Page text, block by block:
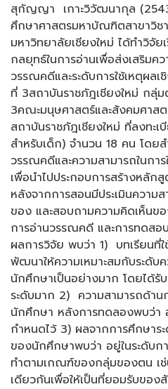
สุกัญญา เกาะวิวัฒนากุล
ศึกษาศาสตรมหาบัณฑิตสาขาวิช
มหาวิทยาลัยเชียงใหม่ ได้ทำวิจั
กลยุทธ์ในการอ่านเพื่อส่งเสริมค
วรรณคดีและระดับการใช้เหตุผล
ที่ 3สถาบันราชภัฎเชียงใหม่ กลุ่
3คณะมนุษศาสตร์และสังคมศาส
สถาบันราชภัฎเชียงใหม่ ที่ลงทะ
สำหรับเด็ก) จำนวน 18 คน โดยส
วรรณคดีและความสามารถในก
เพื่อนำไปประกอบการสร้างหลัก
หลังจากการสอนมีประเมินควา
ของ และสอบถามความคิดเห็นข
การอ่านวรรณคดี และการทดสอ
ผลการวิจัย พบว่า 1) บทเรียนที่
พัฒนาให้ความเหมาะสมกับระดับ
นักศึกษาเป็นอย่างมาก โดยได้รั
ระดับมาก 2) ความสามารถด้า
นักศึกษา หลังการทดลองพบว่
กำหนดไว้ 3) ผลจากการศึกษาระ
ของนักศึกษาพบว่า อยู่ในระดับ
ทำตามเกณฑ์ของกลุ่มของตน เ
เดียวกันเพื่อให้เป็นที่ยอมรับขอ